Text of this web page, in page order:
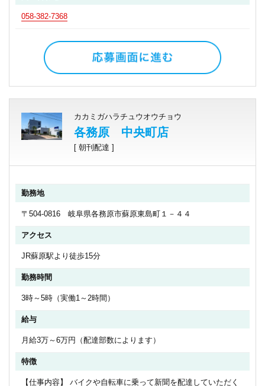
058-382-7368
カカミガハラチュウオウチョウ
各務原 中央町店
[ 朝刊配達 ]
勤務地
〒504-0816 岐阜県各務原市蘇原東島町１－４４
アクセス
JR蘇原駅より徒歩15分
勤務時間
3時～5時（実働1～2時間）
給与
月給3万～6万円（配達部数によります）
特徴
【仕事内容】 バイクや自転車に乗って新聞を配達していただく